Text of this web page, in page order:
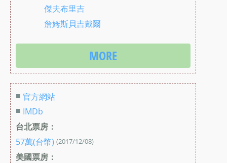
傑夫布里吉
詹姆斯貝吉戴爾
MORE
■ 官方網站
■ IMDb
台北票房：
57萬(台幣) (2017/12/08)
美國票房：